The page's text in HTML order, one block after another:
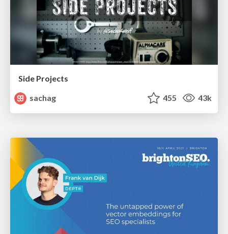
Side Projects
sachag
455 43k